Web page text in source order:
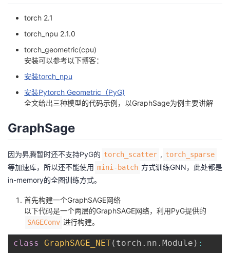
发
我
的
博
客
我
的
论
坛
我
的
圈
子
我
的
直
我
的
我
我
torch 2.1
torch_npu 2.1.0
torch_geometric(cpu)
安装可以参考以下博客：
安装torch_npu
安装Pytorch Geometric（PyG)
全文给出三种模型的代码示例，以GraphSage为例主要讲解
GraphSage
因为昇腾暂时还不支持PyG的 torch_scatter , torch_sparse
等加速库，所以还不能使用 mini-batch 方式训练GNN，此处都是
in-memory的全图训练方式。
首先构建一个GraphSAGE网络
以下代码是一个两层的GraphSAGE网络，利用PyG提供的
SAGEConv 进行构建。
class GraphSAGE_NET( torch . nn . Module ) :